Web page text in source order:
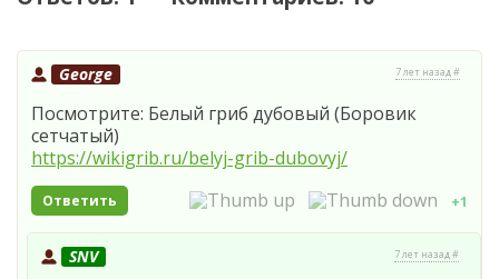
George 7 лет назад #
Посмотрите: Белый гриб дубовый (Боровик
сетчатый)
https://wikigrib.ru/belyj-grib-dubovyj/
Ответить +1
SNV 7 лет назад #